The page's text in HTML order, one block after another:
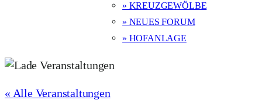
» KREUZGEWÖLBE
» NEUES FORUM
» HOFANLAGE
« Alle Veranstaltungen